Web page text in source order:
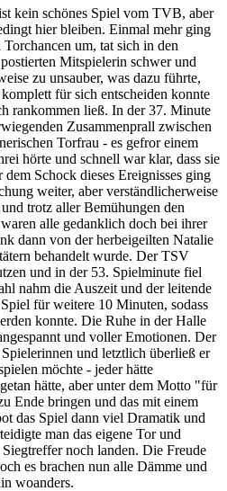
kein schönes Spiel vom TVB, aber
hier bleiben. Einmal mehr ging
um, tat sich in den
Mitspielerin schwer und
zu unsauber, was dazu führte,
für sich entscheiden konnte
rankommen ließ. In der 37. Minute
Zusammenprall zwischen
Torfrau - es gefror einem
hörte und schnell war klar, dass sie
Schock dieses Ereignisses ging
weiter, aber verständlicherweise
trotz aller Bemühungen den
alle gedanklich doch bei ihrer
dann von der herbeigeilten Natalie
behandelt wurde. Der TSV
und in der 53. Spielminute fiel
nahm die Auszeit und der leitende
für weitere 10 Minuten, sodass
konnte. Die Ruhe in der Halle
und voller Emotionen. Der
und letztlich überließ er
möchte - jeder hätte
hätte, aber unter dem Motto "für
Ende bringen und das mit einem
das Spiel dann viel Dramatik und
man das eigene Tor und
noch landen. Die Freude
es brachen nun alle Dämme und
woanders.